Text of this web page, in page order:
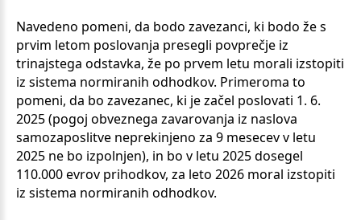
Navedeno pomeni, da bodo zavezanci, ki bodo že s
prvim letom poslovanja presegli povprečje iz
trinajstega odstavka, že po prvem letu morali izstopiti
iz sistema normiranih odhodkov. Primeroma to
pomeni, da bo zavezanec, ki je začel poslovati 1. 6.
2025 (pogoj obveznega zavarovanja iz naslova
samozaposlitve neprekinjeno za 9 mesecev v letu
2025 ne bo izpolnjen), in bo v letu 2025 dosegel
110.000 evrov prihodkov, za leto 2026 moral izstopiti
iz sistema normiranih odhodkov.